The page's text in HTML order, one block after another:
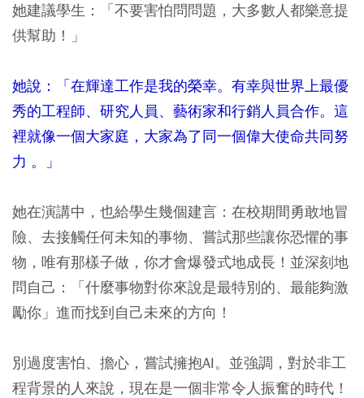
她建議學生：「不要害怕問問題，大多數人都樂意提
供幫助！」
她說：「在輝達工作是我的榮幸。有幸與世界上最優
秀的工程師、研究人員、藝術家和行銷人員合作。這
裡就像一個大家庭，大家為了同一個偉大使命共同努
力 。」
她在演講中，也給學生幾個建言：在校期間勇敢地冒
險、去接觸任何未知的事物、嘗試那些讓你恐懼的事
物，唯有那樣子做，你才會爆發式地成長！並深刻地
問自己：「什麼事物對你來說是最特別的、最能夠激
勵你」進而找到自己未來的方向！
別過度害怕、擔心，嘗試擁抱AI。並強調，對於非工
程背景的人來說，現在是一個非常令人振奮的時代！